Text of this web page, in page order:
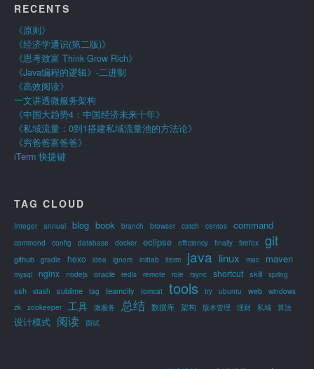
RECENTS
《原则》
《经济学通识(第二版)》
《思考致富 Think Grow Rich》
《Java编程的逻辑》-二进制
《高效阅读》
一文讲透微服务架构
《中国大趋势4：中国经济未来十年》
《私域流量：0到1搭建私域流量池的方法论》
《穷爸爸富爸爸》
iTerm 快捷键
TAG CLOUD
Integer annual blog book branch browser catch centos command
commond config database docker eclipse efficiency finally firefox git
github gradle hexo idea ignore inittab iterm java linux mac maven
mysql nginx nodejs oracle redis remote role rsync shortcut skill spring
ssh stash sublime tag teamcity tomcat tools try ubuntu web
windows
zk
zookeeper 工具 微服务 总结 数据库 架构 版本管理 理财 私域 算法
设计模式 阅读 面试